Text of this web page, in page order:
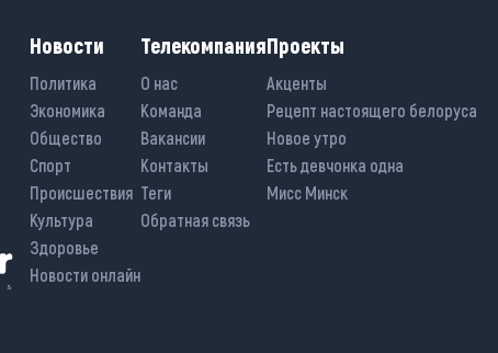
Новости
Политика
Экономика
Общество
Спорт
Происшествия
Культура
Здоровье
Новости онлайн
Телекомпания
О нас
Команда
Вакансии
Контакты
Теги
Обратная связь
Проекты
Акценты
Рецепт настоящего белоруса
Новое утро
Есть девчонка одна
Мисс Минск